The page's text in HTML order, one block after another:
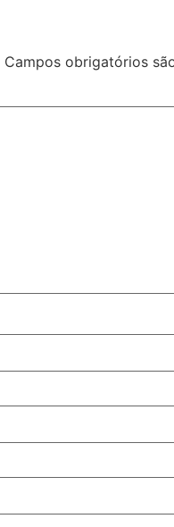
Campos obrigatórios